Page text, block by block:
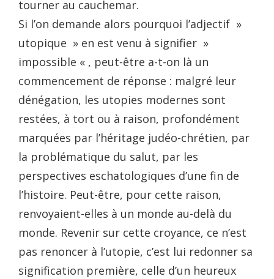
tourner au cauchemar.
Si l’on demande alors pourquoi l’adjectif »
utopique » en est venu à signifier »
impossible « , peut-être a-t-on là un
commencement de réponse : malgré leur
dénégation, les utopies modernes sont
restées, à tort ou à raison, profondément
marquées par l’héritage judéo-chrétien, par
la problématique du salut, par les
perspectives eschatologiques d’une fin de
l’histoire. Peut-être, pour cette raison,
renvoyaient-elles à un monde au-delà du
monde. Revenir sur cette croyance, ce n’est
pas renoncer à l’utopie, c’est lui redonner sa
signification première, celle d’un heureux